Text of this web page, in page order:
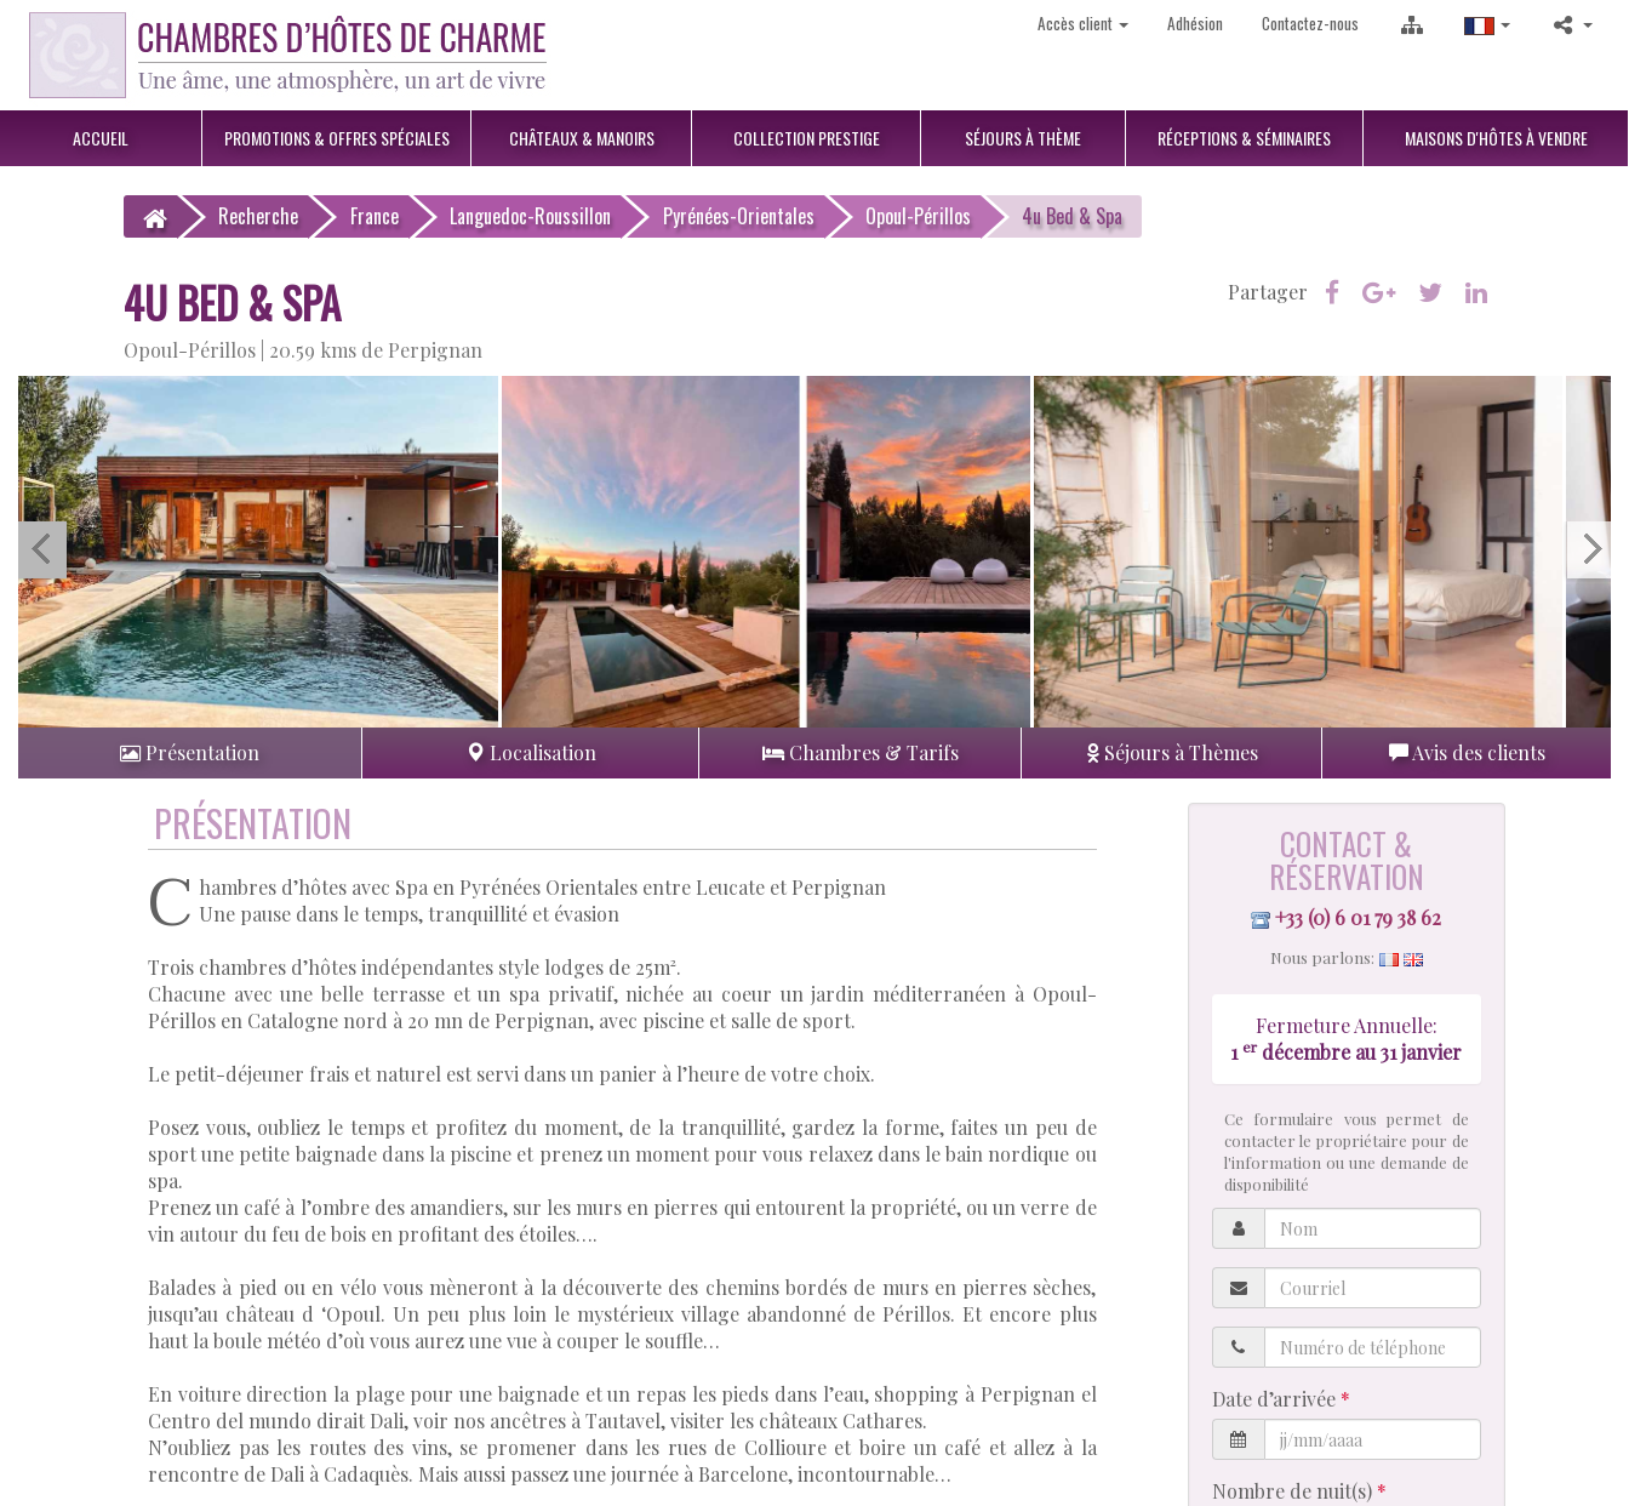
Accès client Adhésion Contactez-nous
ACCUEIL PROMOTIONS & OFFRES SPÉCIALES CHÂTEAUX & MANOIRS COLLECTION PRESTIGE SÉJOURSÀ THÈME RÉCEPTIONS& SÉMINAIRES MAISONS D'HÔTESÀ VENDRE
Recherche France Languedoc-Roussillon Pyrénées-Orientales Opoul-Périllos 4u Bed & Spa
4U BED & SPA
Opoul-Périllos | 20.59 kms de Perpignan
Partager
Présentation Localisation Chambres & Tarifs Séjours à Thèmes Avis des clients
PRÉSENTATION
C hambres d’hôtes avec Spa en Pyrénées Orientales entre Leucate et Perpignan
Une pause dans le temps, tranquillité et évasion
Trois chambres d’hôtes indépendantes style lodges de 25m².
Chacune avec une belle terrasse et un spa privatif, nichée au coeur un jardin méditerranéen à Opoul-
Périllos en Catalogne nord à 20 mn de Perpignan, avec piscine et salle de sport.
Le petit-déjeuner frais et naturel est servi dans un panier à l’heure de votre choix.
Posez vous, oubliez le temps et profitez du moment, de la tranquillité, gardez la forme, faites un peu de
sport une petite baignade dans la piscine et prenez un moment pour vous relaxez dans le bain nordique ou
spa.
Prenez un café à l’ombre des amandiers, sur les murs en pierres qui entourent la propriété, ou un verre de
vin autour du feu de bois en profitant des étoiles….
Balades à pied ou en vélo vous mèneront à la découverte des chemins bordés de murs en pierres sèches,
jusqu’au château d ‘Opoul. Un peu plus loin le mystérieux village abandonné de Périllos. Et encore plus
haut la boule météo d’où vous aurez une vue à couper le souffle…
En voiture direction la plage pour une baignade et un repas les pieds dans l’eau, shopping à Perpignan el
Centro del mundo dirait Dali, voir nos ancêtres à Tautavel, visiter les châteaux Cathares.
N’oubliez pas les routes des vins, se promener dans les rues de Collioure et boire un café et allez à la
rencontre de Dali à Cadaquès. Mais aussi passez une journée à Barcelone, incontournable…
CONTACT &
RÉSERVATION
+33 (0) 6 01 79 38 62
Nous parlons:
Fermeture Annuelle:
1erdécembre au 31 janvier
Ce formulaire vous permet de
contacter le propriétaire pour de
l'information ou une demande de
disponibilité
Nom
Courriel
Numéro
de
téléphone
Date d’arrivée
Nombre de nuit(s)